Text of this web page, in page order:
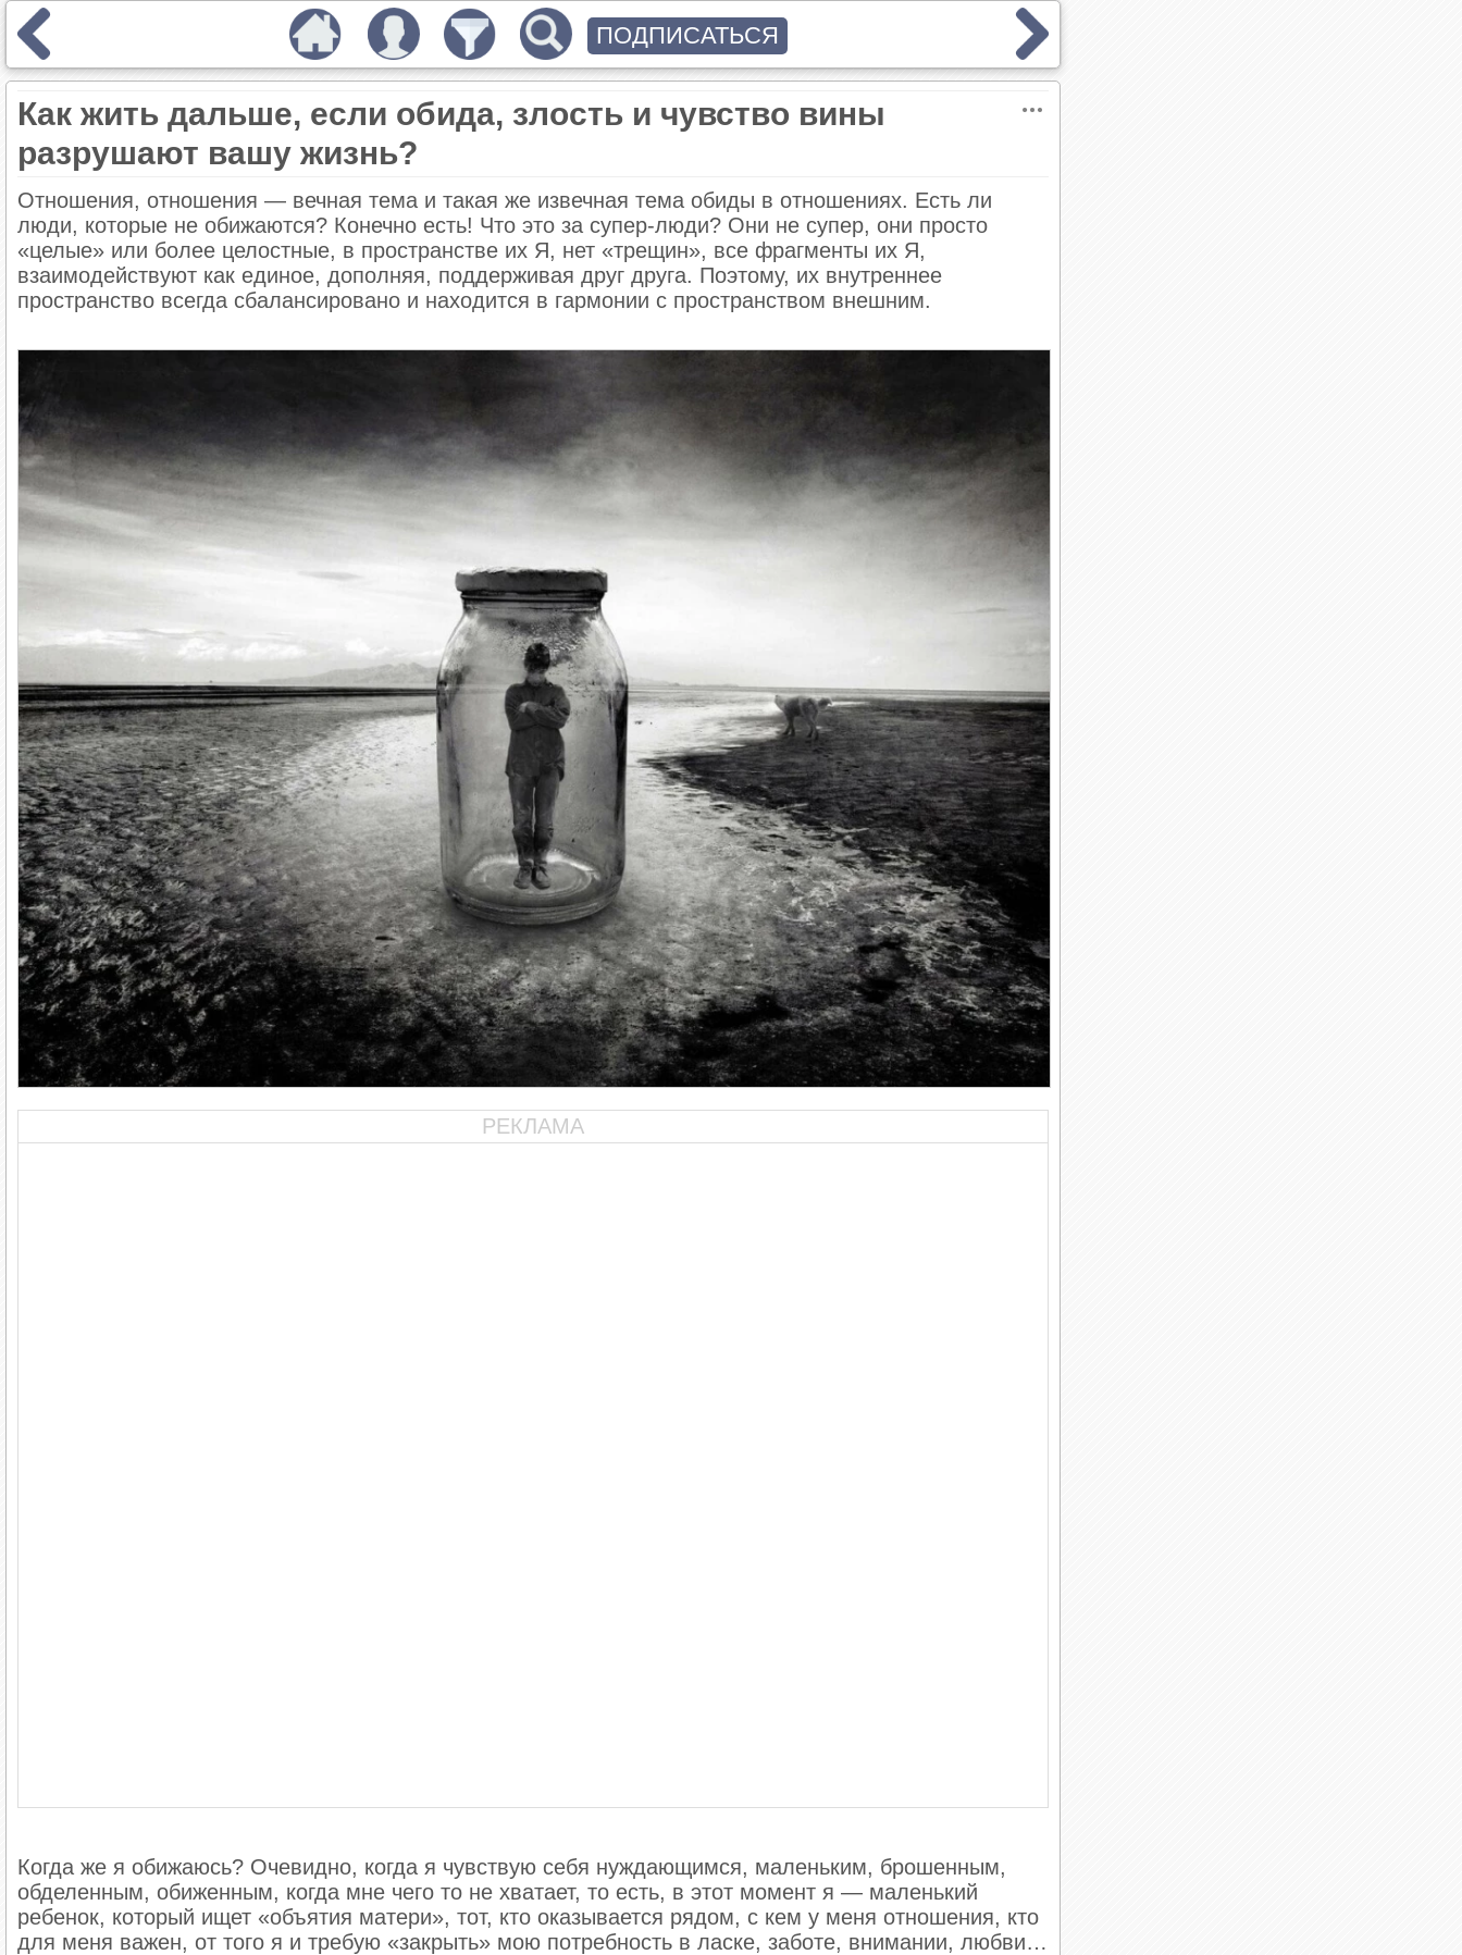
Как жить дальше, если обида, злость и чувство вины
разрушают вашу жизнь?
Отношения, отношения — вечная тема и такая же извечная тема обиды в отношениях. Есть ли
люди, которые не обижаются? Конечно есть! Что это за супер-люди? Они не супер, они просто
«целые» или более целостные, в пространстве их Я, нет «трещин», все фрагменты их Я,
взаимодействуют как единое, дополняя, поддерживая друг друга. Поэтому, их внутреннее
пространство всегда сбалансировано и находится в гармонии с пространством внешним.
РЕКЛАМА
Когда же я обижаюсь? Очевидно, когда я чувствую себя нуждающимся, маленьким, брошенным,
обделенным, обиженным, когда мне чего то не хватает, то есть, в этот момент я — маленький
ребенок, который ищет «объятия матери», тот, кто оказывается рядом, с кем у меня отношения, кто
для меня важен, от того я и требую «закрыть» мою потребность в ласке, заботе, внимании, любви…
ПОДПИСАТЬСЯ